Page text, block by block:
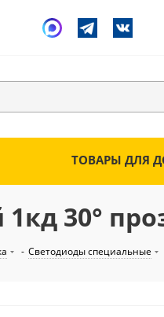
ТОВАРЫ ДЛЯ
1кд 30°
- Светодиоды специальные